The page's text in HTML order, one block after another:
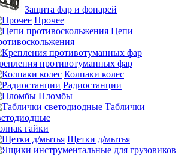
Защита фар и фонарей
Прочее
Цепи
противотуманных фар
Колпаки колес
Радиостанции
Пломбы
Таблички
гайки
Щетки д/мытья